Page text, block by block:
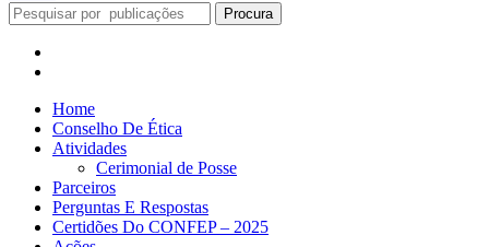
Procura
Home
Conselho De Ética
Atividades
Cerimonial de Posse
Parceiros
Perguntas E Respostas
Certidões Do CONFEP – 2025